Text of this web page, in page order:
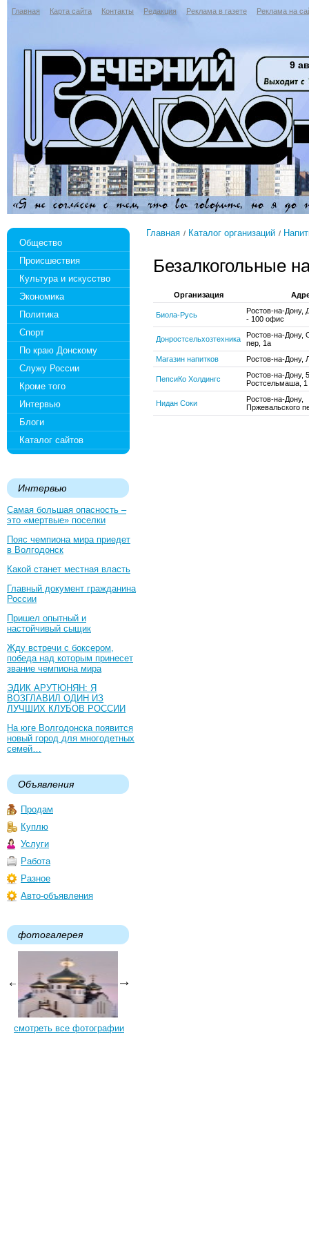
Главная Карта сайта Контакты Редакция Реклама в газете Реклама на
9
Общество
Происшествия
Культура и искусство
Экономика
Политика
Спорт
По краю Донскому
Служу России
Кроме того
Интервью
Блоги
Каталог сайтов
Интервью
Самая большая опасность –
это «мертвые» поселки
Пояс чемпиона мира приедет
в Волгодонск
Какой станет местная власть
Главный документ гражданина
России
Пришел опытный и
настойчивый сыщик
Жду встречи с боксером,
победа над которым принесет
звание чемпиона мира
ЭДИК АРУТЮНЯН: Я
ВОЗГЛАВИЛ ОДИН ИЗ
ЛУЧШИХ КЛУБОВ РОССИИ
На юге Волгодонска появится
новый город для многодетных
семей…
Объявления
Продам
Куплю
Услуги
Работа
Разное
Авто-объявления
фотогалерея
смотреть все фотографии
Главная Каталог организаций
Безалкогольные
Организация
Биола-Русь
Ростов-на-Дону,
- 100 офис
Донростсельхозтехника
Ростов-на-Дону,
пер, 1а
Магазин напитков
Ростов-на-Дону,
ПепсиКо Холдингс
Ростов-на-Дону,
Ростсельмаша, 1
Нидан Соки
Ростов-на-Дону,
Пржевальского